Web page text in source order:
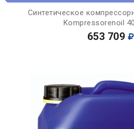
Синтетическое
Kompressorenoil
653 709